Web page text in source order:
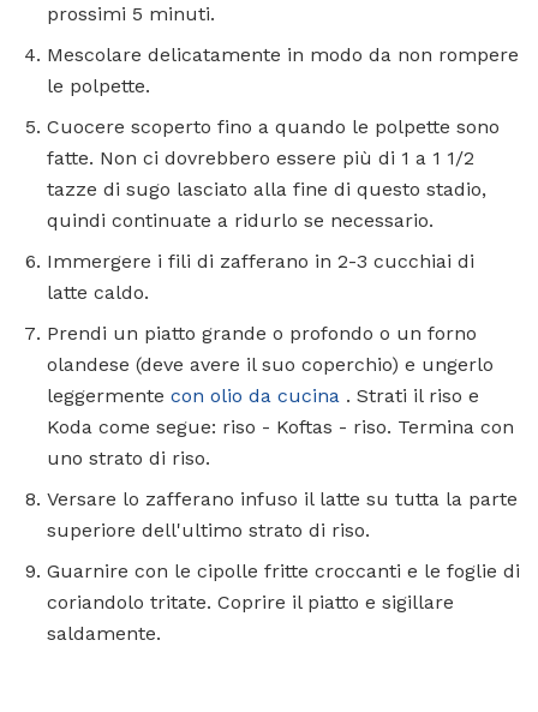
prossimi 5 minuti.
Mescolare delicatamente in modo da non rompere
le polpette.
Cuocere scoperto fino a quando le polpette sono
fatte. Non ci dovrebbero essere più di 1 a 1 1/2
tazze di sugo lasciato alla fine di questo stadio,
quindi continuate a ridurlo se necessario.
Immergere i fili di zafferano in 2-3 cucchiai di
latte caldo.
Prendi un piatto grande o profondo o un forno
olandese (deve avere il suo coperchio) e ungerlo
leggermente con olio da cucina . Strati il ​​riso e
Koda come segue: riso - Koftas - riso. Termina con
uno strato di riso.
Versare lo zafferano infuso il latte su tutta la parte
superiore dell'ultimo strato di riso.
Guarnire con le cipolle fritte croccanti e le foglie di
coriandolo tritate. Coprire il piatto e sigillare
saldamente.